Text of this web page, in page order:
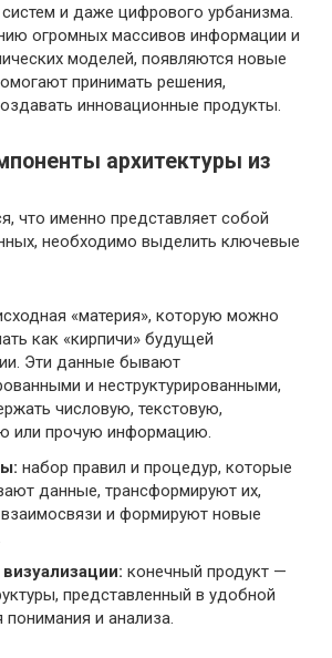
систем и даже цифрового урбанизма.
огромных массивов информации и
моделей, появляются новые
принимать решения,
инновационные продукты.
архитектуры из
что именно представляет собой
необходимо выделить ключевые
«материя», которую можно
как «кирпичи» будущей
Эти данные бывают
и неструктурированными,
числовую, текстовую,
или прочую информацию.
набор правил и процедур, которые
данные, трансформируют их,
и формируют новые
конечный продукт —
представленный в удобной
и анализа.